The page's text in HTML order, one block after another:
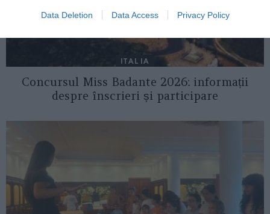
Data Deletion Data Access Privacy Policy
ITALIA
Concursul Miss Badante 2026: informații
despre înscrieri și participare